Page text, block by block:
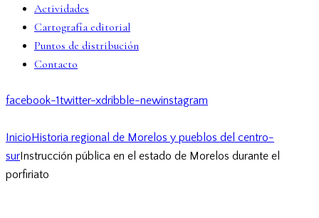
Actividades
Cartografía editorial
Puntos de distribución
Contacto
facebook-1twitter-xdribble-newinstagram
InicioHistoria regional de Morelos y pueblos del centro-
surInstrucción pública en el estado de Morelos durante el
porfiriato